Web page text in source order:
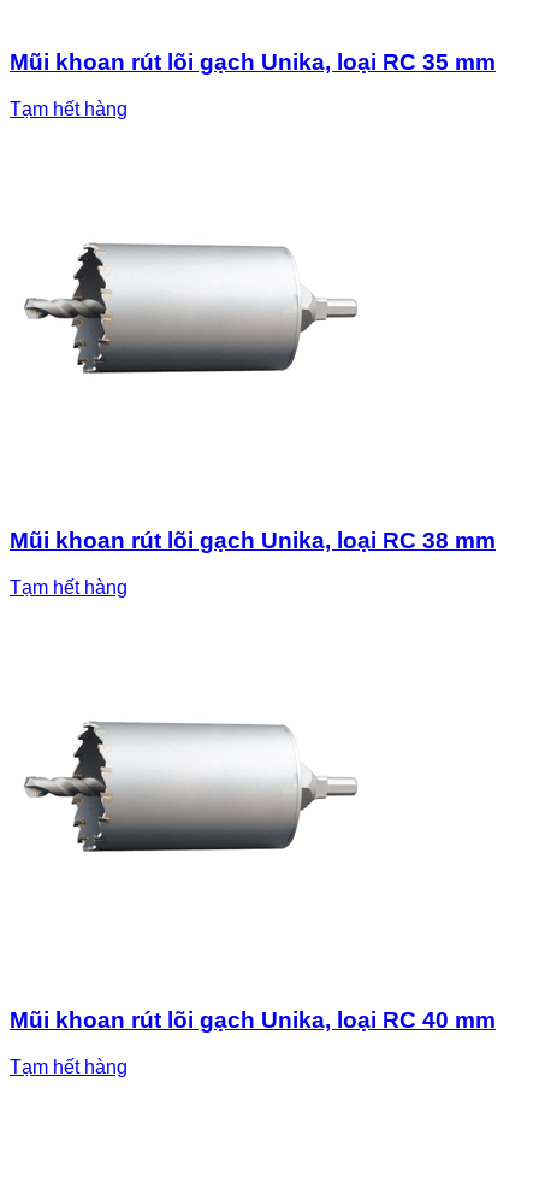
Mũi khoan rút lõi gạch Unika, loại RC 35 mm
Tạm hết hàng
Mũi khoan rút lõi gạch Unika, loại RC 38 mm
Tạm hết hàng
Mũi khoan rút lõi gạch Unika, loại RC 40 mm
Tạm hết hàng